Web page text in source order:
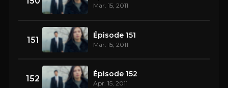
Mar. 15, 2011
151 Épisode 151
Mar. 15, 2011
152 Épisode 152
Apr. 15, 2011